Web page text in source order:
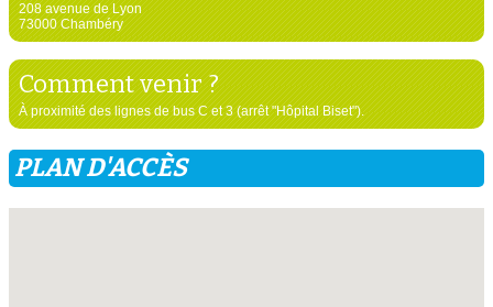
208 avenue de Lyon
73000 Chambéry
Comment venir ?
À proximité des lignes de bus C et 3 (arrêt "Hôpital Biset").
PLAN D'ACCÈS